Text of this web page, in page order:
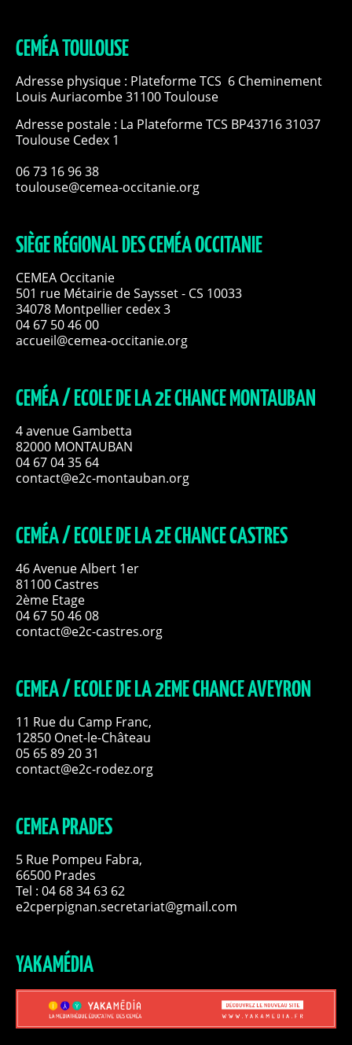
CEMÉA TOULOUSE
Adresse physique : Plateforme TCS 6 Cheminement
Louis Auriacombe 31100 Toulouse
Adresse postale : La Plateforme TCS BP43716 31037
Toulouse Cedex 1
06 73 16 96 38
toulouse@cemea-occitanie.org
SIÈGE RÉGIONAL DES CEMÉA OCCITANIE
CEMEA Occitanie
501 rue Métairie de Saysset - CS 10033
34078 Montpellier cedex 3
04 67 50 46 00
accueil@cemea-occitanie.org
CEMÉA / ECOLE DE LA 2E CHANCE MONTAUBAN
4 avenue Gambetta
82000 MONTAUBAN
04 67 04 35 64
contact@e2c-montauban.org
CEMÉA / ECOLE DE LA 2E CHANCE CASTRES
46 Avenue Albert 1er
81100 Castres
2ème Etage
04 67 50 46 08
contact@e2c-castres.org
CEMEA / ECOLE DE LA 2EME CHANCE AVEYRON
11 Rue du Camp Franc,
12850 Onet-le-Château
05 65 89 20 31
contact@e2c-rodez.org
CEMEA PRADES
5 Rue Pompeu Fabra,
66500 Prades
Tel : 04 68 34 63 62
e2cperpignan.secretariat@gmail.com
YAKAMÉDIA